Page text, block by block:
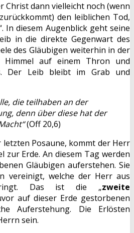
Christ dann vielleicht noch (wenn
den leiblichen Tod,
In diesem Augenblick geht seine
in die direkte Gegenwart des
des Gläubigen weiterhin in der
Himmel auf einem Thron und
Der Leib bleibt im Grab und
die teilhaben an der
denn über diese hat der
(Off 20,6)
letzten Posaune, kommt der Herr
zur Erde. An diesem Tag werden
Gläubigen auferstehen. Sie
vereinigt, welche der Herr aus
Das ist die „zweite
auf dieser Erde gestorbenen
Auferstehung. Die Erlösten
sein.